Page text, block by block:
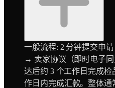
一般流程: 2 分钟提交申
→ 卖家协议（即时电子
达后约 3 个工作日完成
作日内完成汇款。整体通